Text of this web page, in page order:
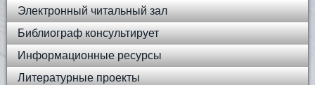
Электронный читальный зал
Библиограф консультирует
Информационные ресурсы
Литературные проекты